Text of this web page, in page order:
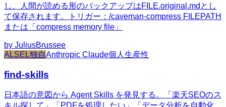
し、人間が読める形のバックアップはFILE.original.mdとし
て保存されます。トリガー：/caveman-compress FILEPATH
または「compress memory file」
by JuliusBrussee
ALSEL独自Anthropic Claude個人生産性
find-skills
日本語の意図から Agent Skills を発見する。「楽天SEOのス
キル探して」「PDFを処理したい」「データ分析を自動化